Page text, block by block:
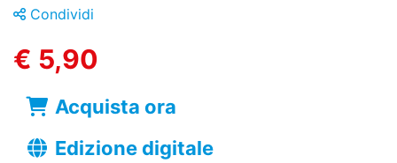
Condividi
€ 5,90
Acquista ora
Edizione digitale